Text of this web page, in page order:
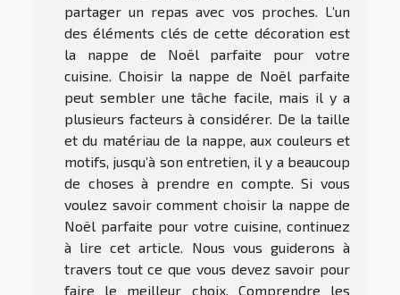
partager un repas avec vos proches. L’un
des éléments clés de cette décoration est
la nappe de Noël parfaite pour votre
cuisine. Choisir la nappe de Noël parfaite
peut sembler une tâche facile, mais il y a
plusieurs facteurs à considérer. De la taille
et du matériau de la nappe, aux couleurs et
motifs, jusqu’à son entretien, il y a beaucoup
de choses à prendre en compte. Si vous
voulez savoir comment choisir la nappe de
Noël parfaite pour votre cuisine, continuez
à lire cet article. Nous vous guiderons à
travers tout ce que vous devez savoir pour
faire le meilleur choix. Comprendre les